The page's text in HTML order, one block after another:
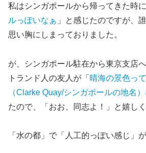
私はシンガポールから帰ってきた時に
ルっぽいなぁ 」と感じたのですが、
思い胸にしまっておりました。
が、シンガポール駐在から東京支店
トランド人の友人が「 晴海の景色っ
（Clarke Quay/シンガポールの地名
たので、「おお、同志よ！」と嬉し
「水の都」で「人工的っぽい感じ」